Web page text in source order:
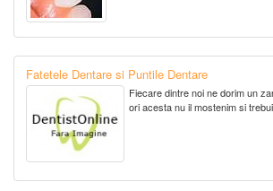
Fatetele Dentare si Puntile Dentare
Fiecare dintre noi ne dorim un
ori acesta nu il mostenim si